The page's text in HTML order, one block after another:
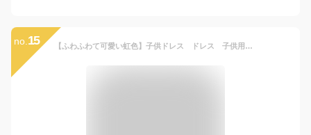
no. 15 【ふわふわて可愛い虹色】子供ドレス ドレス 子供用 キッズ用 ドレス 子供 ドレス ロング フォーマルドレス パーティードレス 子供 リボンドレス チュールスカート 結婚式 発表会 演奏会 フラワーガール マント取り外し可 100 110 120 130 140 150CM